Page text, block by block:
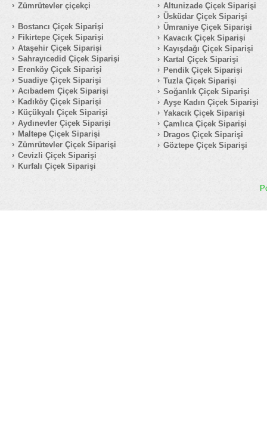
Zümrütevler çiçekçi
Bostancı Çiçek Siparişi
Fikirtepe Çiçek Siparişi
Ataşehir Çiçek Siparişi
Sahrayıcedid Çiçek Siparişi
Erenköy Çiçek Siparişi
Suadiye Çiçek Siparişi
Acıbadem Çiçek Siparişi
Kadıköy Çiçek Siparişi
Küçükyalı Çiçek Siparişi
Aydınevler Çiçek Siparişi
Maltepe Çiçek Siparişi
Zümrütevler Çiçek Siparişi
Cevizli Çiçek Siparişi
Kurfalı Çiçek Siparişi
Altunizade Çiçek Siparişi
Üsküdar Çiçek Siparişi
Ümraniye Çiçek Siparişi
Kavacık Çiçek Siparişi
Kayışdağı Çiçek Siparişi
Kartal Çiçek Siparişi
Pendik Çiçek Siparişi
Tuzla Çiçek Siparişi
Soğanlık Çiçek Siparişi
Ayşe Kadın Çiçek Siparişi
Yakacık Çiçek Siparişi
Çamlıca Çiçek Siparişi
Dragos Çiçek Siparişi
Göztepe Çiçek Siparişi